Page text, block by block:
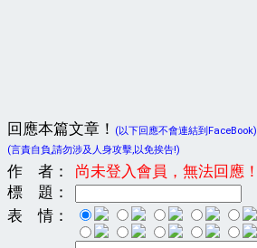
回應本篇文章！
(以下回應不會連結到FaceBook)
(言責自負,請勿涉及人身攻擊,以免挨告!)
作 者：
尚未登入會員，無法回應！
標 題：
表 情：